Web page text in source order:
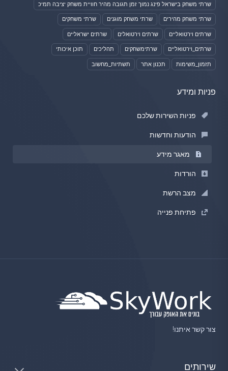
שרתי משחק בישראל פינג נמוך זמן תגובה מהיר חוויית משחק יציבה תמיכ
שרתי משחק מהירים שרתי משחק מוגנים שרתי משחקים
שרתים וירטואליים שרתים וירטואלים שרתים ישראליים
שרתים_וירטואליים שרתימשחקים תהליכים תוכן איכותי
תזמון_משימות תכנון אתר תשתיות_מחשוב
פניות ומידע
פניות השירות שלכם
הודעות וחדשות
מאגר מידע
הורדות
מצב הרשת
פתיחת פנייה
צור קשר איתנו!
שירותים